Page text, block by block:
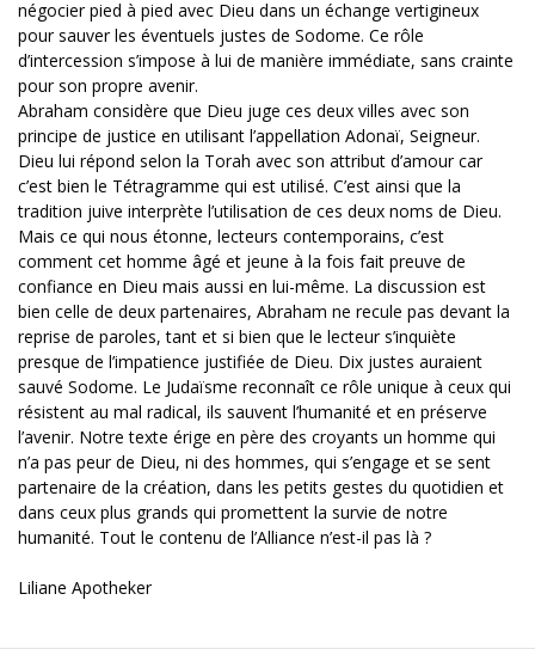
négocier pied à pied avec Dieu dans un échange vertigineux
pour sauver les éventuels justes de Sodome. Ce rôle
d’intercession s’impose à lui de manière immédiate, sans crainte
pour son propre avenir.
Abraham considère que Dieu juge ces deux villes avec son
principe de justice en utilisant l’appellation Adonaï, Seigneur.
Dieu lui répond selon la Torah avec son attribut d’amour car
c’est bien le Tétragramme qui est utilisé. C’est ainsi que la
tradition juive interprète l’utilisation de ces deux noms de Dieu.
Mais ce qui nous étonne, lecteurs contemporains, c’est
comment cet homme âgé et jeune à la fois fait preuve de
confiance en Dieu mais aussi en lui-même. La discussion est
bien celle de deux partenaires, Abraham ne recule pas devant la
reprise de paroles, tant et si bien que le lecteur s’inquiète
presque de l’impatience justifiée de Dieu. Dix justes auraient
sauvé Sodome. Le Judaïsme reconnaît ce rôle unique à ceux qui
résistent au mal radical, ils sauvent l’humanité et en préserve
l’avenir. Notre texte érige en père des croyants un homme qui
n’a pas peur de Dieu, ni des hommes, qui s’engage et se sent
partenaire de la création, dans les petits gestes du quotidien et
dans ceux plus grands qui promettent la survie de notre
humanité. Tout le contenu de l’Alliance n’est-il pas là ?
Liliane Apotheker